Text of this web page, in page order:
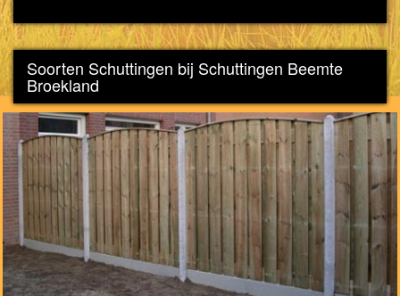
Soorten Schuttingen bij Schuttingen Beemte
Broekland